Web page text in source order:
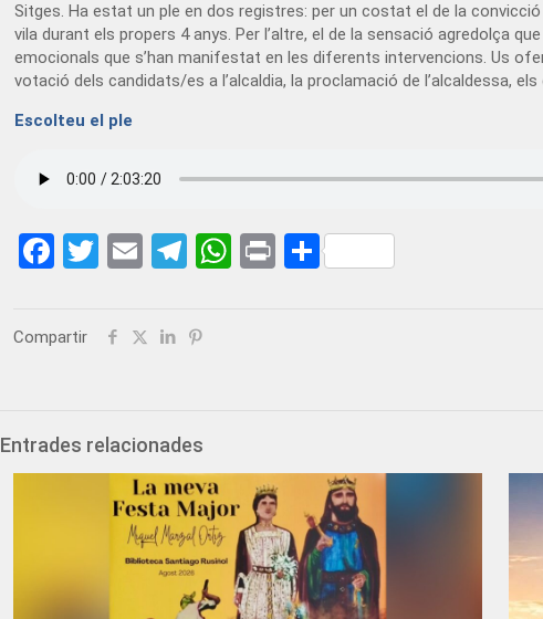
Sitges. Ha estat un ple en dos registres: per un costat el de la
vila durant els propers 4 anys. Per l’altre, el de la sensació agredolça
emocionals que s’han manifestat en les diferents intervencions. Us
votació dels candidats/es a l’alcaldia, la proclamació de l’alcaldessa,
Escolteu el ple
Facebook
Twitter
EmailTelegram
WhatsApp
PrintShare
Compartir
Entrades relacionades